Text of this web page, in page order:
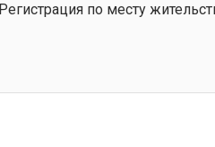
Регистрация по месту